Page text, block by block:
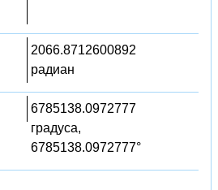
2066.8712600892
радиан
6785138.0972777
градуса,
6785138.0972777°